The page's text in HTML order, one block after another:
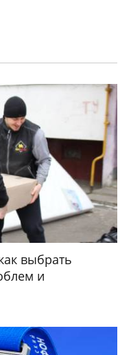
выбрать
и